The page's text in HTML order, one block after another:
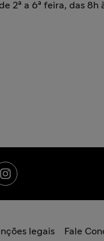
2ª a 6ª feira, das 8h
legais Fale